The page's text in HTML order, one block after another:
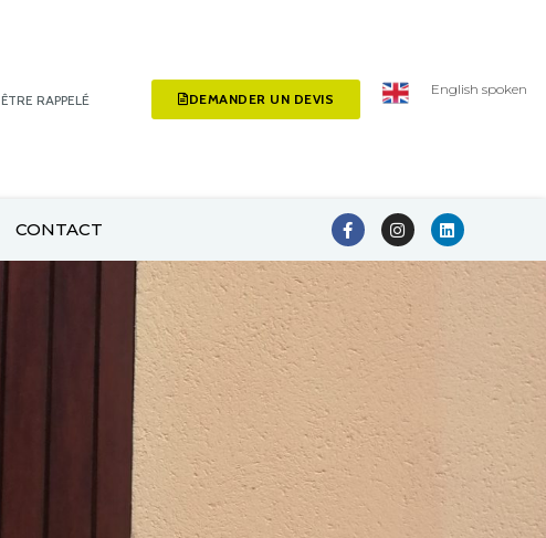
ÊTRE RAPPELÉ DEMANDER UN DEVIS
English spoken
CONTACT